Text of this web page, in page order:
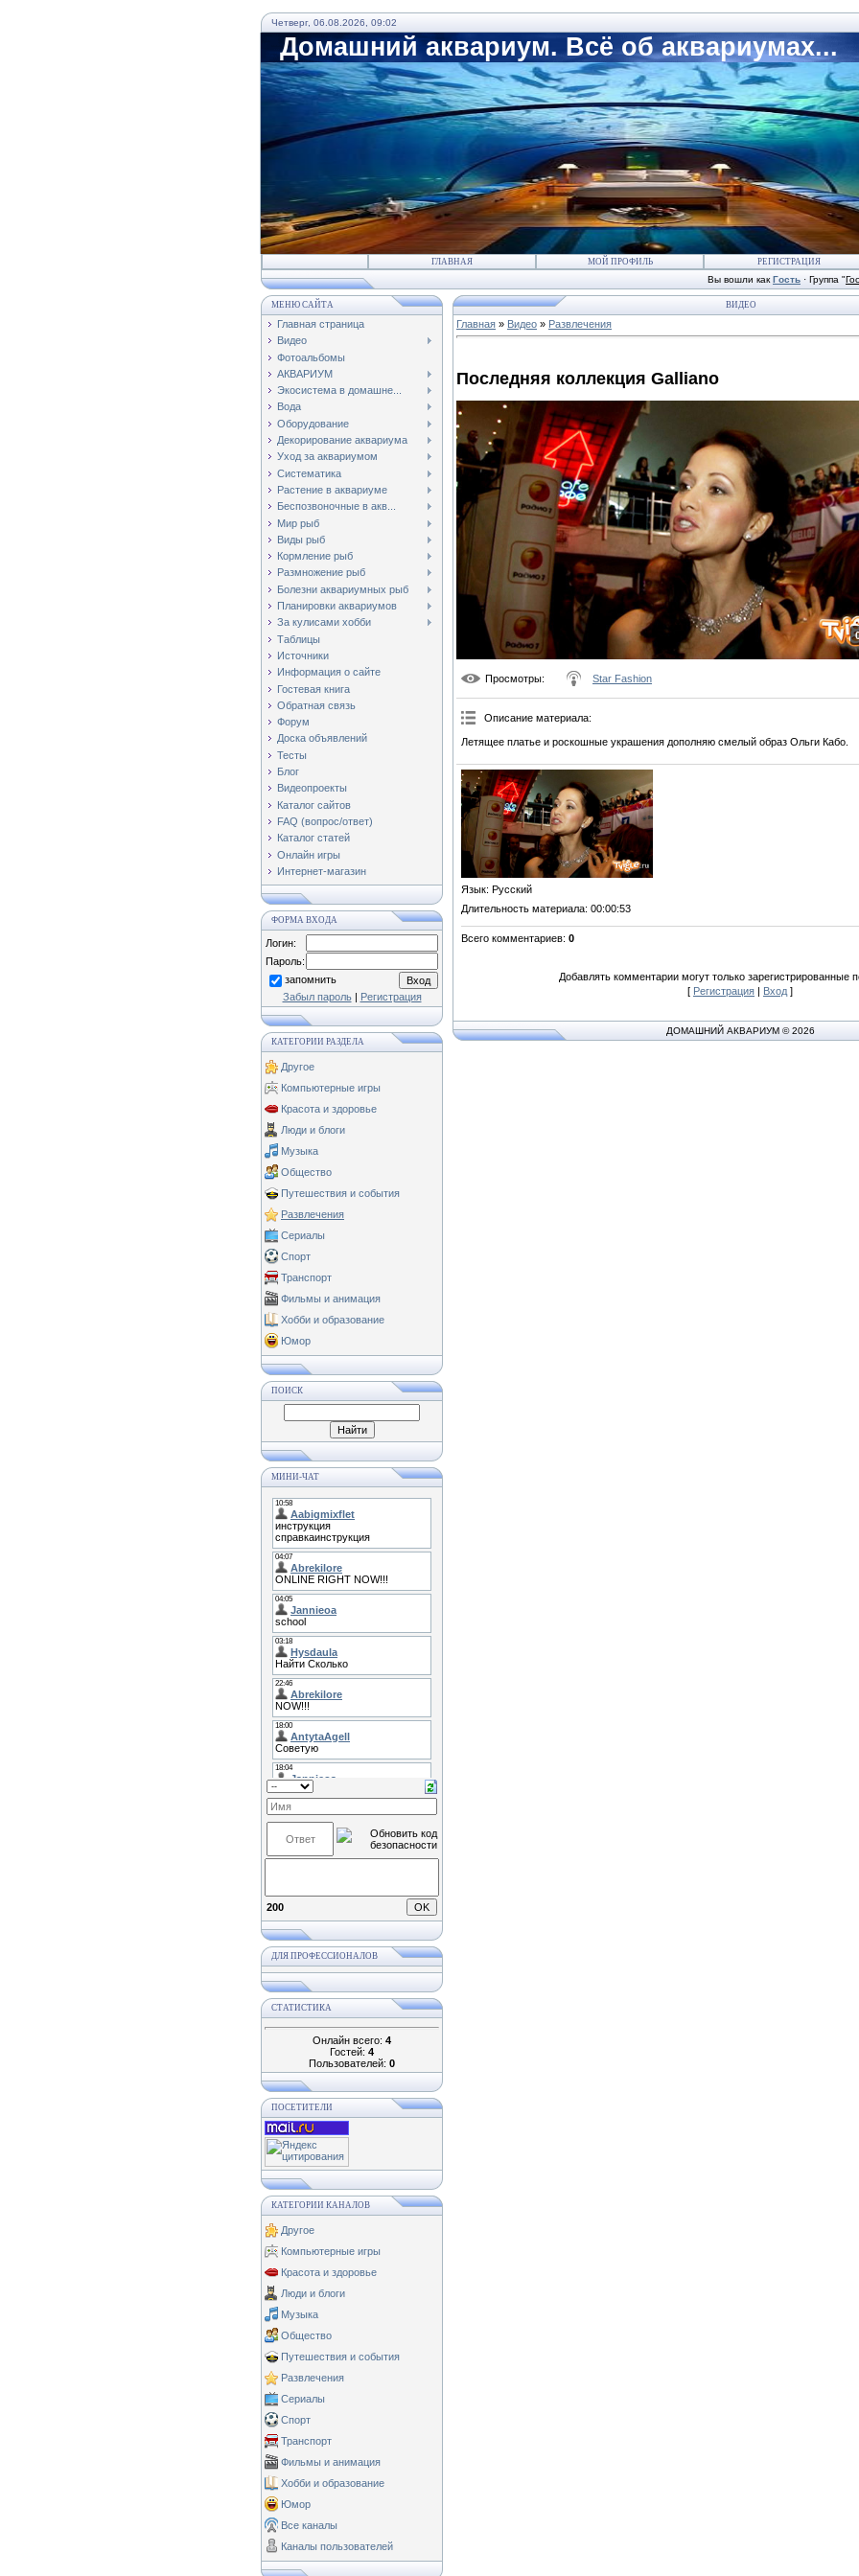
Четверг, 06.08.2026, 09:02
Домашний аквариум. Всё об аквариумах...
ГЛАВНАЯ МОЙ ПРОФИЛЬ РЕГИСТРАЦИЯ
Вы вошли как Гость · Группа "
МЕНЮ САЙТА
Главная страница
Видео
Фотоальбомы
АКВАРИУМ
Экосистема в домашне...
Вода
Оборудование
Декорирование аквариума
Уход за аквариумом
Систематика
Растение в аквариуме
Беспозвоночные в акв...
Мир рыб
Виды рыб
Кормление рыб
Размножение рыб
Болезни аквариумных рыб
Планировки аквариумов
За кулисами хобби
Таблицы
Источники
Информация о сайте
Гостевая книга
Обратная связь
Форум
Доска объявлений
Тесты
Блог
Видеопроекты
Каталог сайтов
FAQ (вопрос/ответ)
Каталог статей
Онлайн игры
Интернет-магазин
ФОРМА ВХОДА
Логин:
Пароль:
запомнить
Забыл пароль| Регистрация
КАТЕГОРИИ РАЗДЕЛА
Другое
Компьютерные игры
Красота и здоровье
Люди и блоги
Музыка
Общество
Путешествия и события
Развлечения
Сериалы
Спорт
Транспорт
Фильмы и анимация
Хобби и образование
Юмор
ПОИСК
МИНИ-ЧАТ
200
ДЛЯ ПРОФЕССИОНАЛОВ
СТАТИСТИКА
Онлайн всего: 4
Гостей: 4
Пользователей: 0
ПОСЕТИТЕЛИ
КАТЕГОРИИ КАНАЛОВ
Другое
Компьютерные игры
Красота и здоровье
Люди и блоги
Музыка
Общество
Путешествия и события
Развлечения
Сериалы
Спорт
Транспорт
Фильмы и анимация
Хобби и образование
Юмор
Все каналы
Каналы пользователей
ВИДЕО
Главная » Видео » Развлечения
Последняя коллекция Galliano
Просмотры: Star Fashion
Описание материала:
Летящее платье и роскошные украшения дополняю смелый образ Ольги Кабо.
Язык: Русский
Длительность материала: 00:00:53
Всего комментариев: 0
Добавлять комментарии могут только зарегистрированные
[ Регистрация | Вход ]
ДОМАШНИЙ АКВАРИУМ © 2026